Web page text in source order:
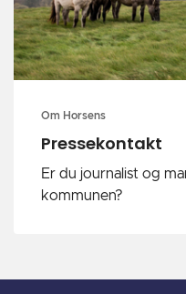
Om Horsens
Pressekontakt
Er du journalist og
kommunen?